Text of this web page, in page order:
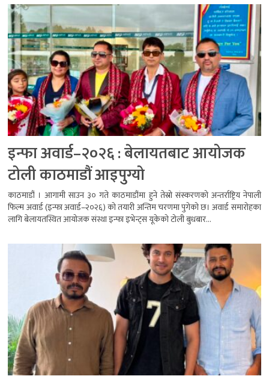
इन्फा अवार्ड–२०२६ : बेलायतबाट आयोजक
टोली काठमाडौं आइपुग्यो
काठमाडौं । आगामी साउन ३० गते काठमाडौंमा हुने तेस्रो संस्करणको अन्तर्राष्ट्रिय नेपाली
फिल्म अवार्ड (इन्फा अवार्ड–२०२६) को तयारी अन्तिम चरणमा पुगेको छ। अवार्ड समारोहका
लागि बेलायतस्थित आयोजक संस्था इन्फा इभेन्ट्स यूकेको टोली बुधबार...